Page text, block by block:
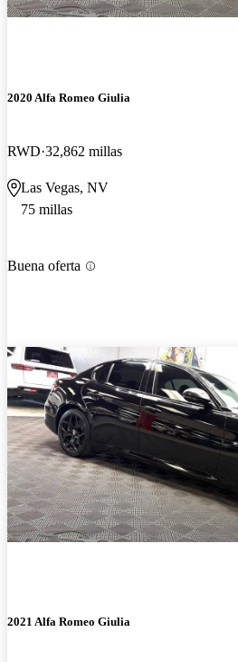
2020 Alfa Romeo Giulia
RWD 32,862 millas
Las Vegas, NV
75 millas
Buena oferta
2021 Alfa Romeo Giulia